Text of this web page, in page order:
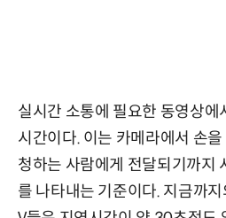
실시간 소통에 필요한 동영상에
시간이다. 이는 카메라에서 손
청하는 사람에게 전달되기까지
를 나타내는 기준이다. 지금까